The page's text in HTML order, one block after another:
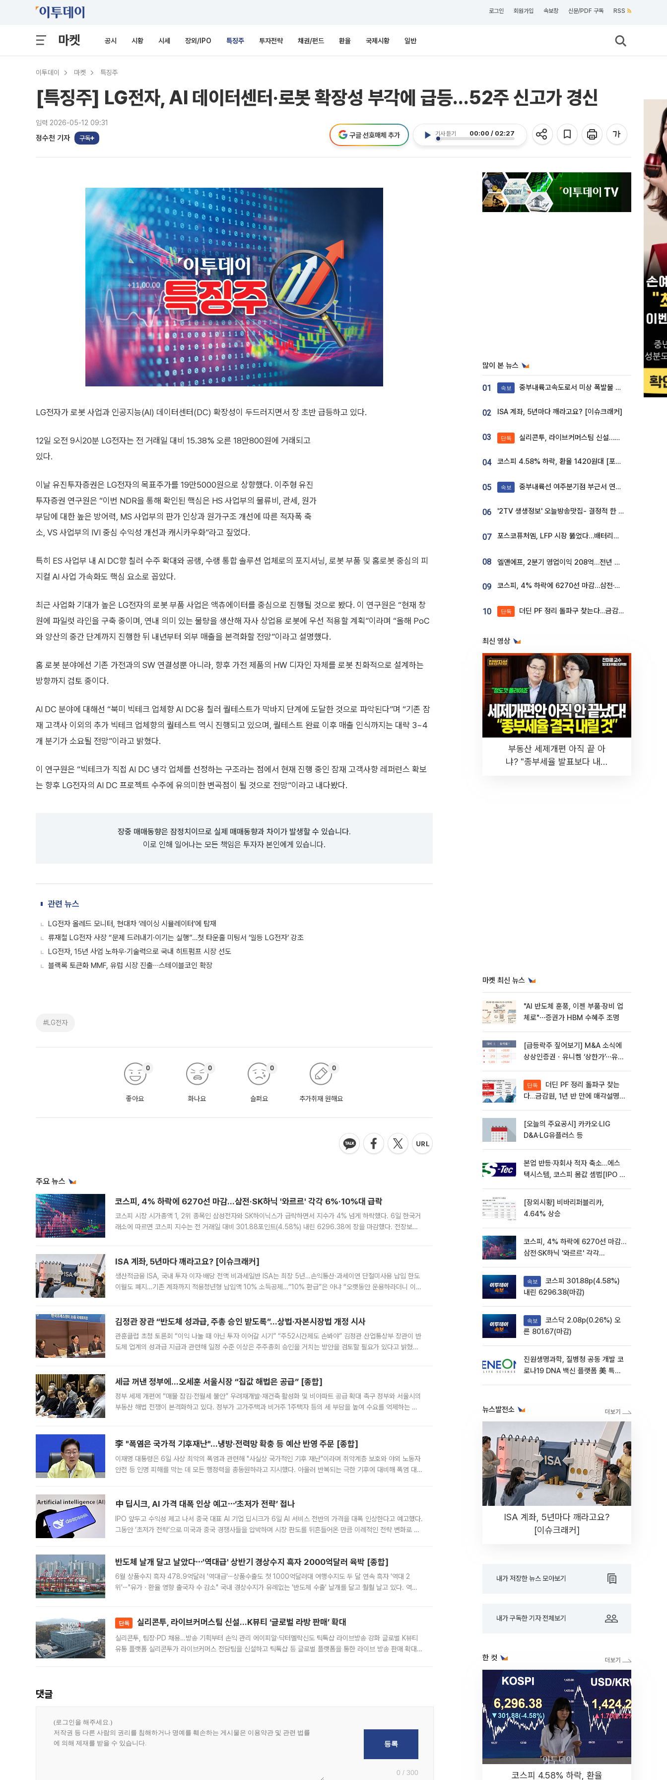
로그인 회원가입 속보창 신문/PDF 구독 RSS
마켓 공시 시황 시세 장외/IPO 특징주 투자전략 채권/펀드 환율 국제시황 일반
이투데이 마켓 특징주
[특징주] LG전자, AI 데이터센터‧로봇 확장성 부각에 급등…52주 신고가 경신
입력 2026-05-12 09:31
정수천 기자 구독
기사 듣기 00:00 / 02:27
구글 선호매체 추가
LG전자가 로봇 사업과 인공지능(AI) 데이터센터(DC) 확장성이 두드러지면서 장 초반 급등하고 있다.
12일 오전 9시20분 LG전자는 전 거래일 대비 15.38% 오른 18만800원에 거래되고
있다.
이날 유진투자증권은 LG전자의 목표주가를 19만5000원으로 상향했다. 이주형 유진
투자증권 연구원은 “이번 NDR을 통해 확인된 핵심은 HS 사업부의 물류비, 관세, 원가
부담에 대한 높은 방어력, MS 사업부의 판가 인상과 원가구조 개선에 따른 적자폭 축
소, VS 사업부의 IVI 중심 수익성 개선과 캐시카우화”라고 짚었다.
특히 ES 사업부 내 AI DC향 칠러 수주 확대와 공랭, 수랭 통합 솔루션 업체로의 포지셔닝, 로봇 부품 및 홈로봇 중심의 피
지컬 AI 사업 가속화도 핵심 요소로 꼽았다.
최근 사업화 기대가 높은 LG전자의 로봇 부품 사업은 액츄에이터를 중심으로 진행될 것으로 봤다. 이 연구원은 “현재 창
원에 파일럿 라인을 구축 중이며, 연내 의미 있는 물량을 생산해 자사 상업용 로봇에 우선 적용할 계획”이라며 “올해 PoC
와 양산의 중간 단계까지 진행한 뒤 내년부터 외부 매출을 본격화할 전망”이라고 설명했다.
홈 로봇 분야에선 기존 가전과의 SW 연결성뿐 아니라, 향후 가전 제품의 HW 디자인 자체를 로봇 친화적으로 설계하는
방향까지 검토 중이다.
AI DC 분야에 대해선 “북미 빅테크 업체향 AI DC용 칠러 퀄테스트가 막바지 단계에 도달한 것으로 파악된다”며 “기존 잠
재 고객사 이외의 추가 빅테크 업체향의 퀄테스트 역시 진행되고 있으며, 퀄테스트 완료 이후 매출 인식까지는 대략 3~4
개 분기가 소요될 전망”이라고 밝혔다.
이 연구원은 “빅테크가 직접 AI DC 냉각 업체를 선정하는 구조라는 점에서 현재 진행 중인 잠재 고객사향 레퍼런스 확보
는 향후 LG전자의 AI DC 프로젝트 수주에 유의미한 변곡점이 될 것으로 전망”이라고 내다봤다.
장중 매매동향은 잠정치이므로 실제 매매동향과 차이가 발생할 수 있습니다.
이로 인해 일어나는 모든 책임은 투자자 본인에게 있습니다.
관련 뉴스
LG전자 올레드 모니터, 현대차 ‘레이싱 시뮬레이터’에 탑재
류재철 LG전자 사장 “문제 드러내기·이기는 실행”…첫 타운홀 미팅서 ‘일등 LG전자’ 강조
LG전자, 15년 사업 노하우·기술력으로 국내 히트펌프 시장 선도
블랙록 토큰화 MMF, 유럽 시장 진출∙∙∙스테이블코인 확장
#LG전자
좋아요
0
화나요
0
슬퍼요
0
추가취재 원해요
0
주요 뉴스
코스피, 4% 하락에 6270선 마감…삼전·SK하닉 '와르르' 각각 6%·10%대 급락
코스피 시장 시가총액 1, 2위 종목인 삼성전자와 SK하이닉스가 급락하면서 지수가 4% 넘게 하락했다. 6일 한국거
래소에 따르면 코스피 지수는 전 거래일 대비 301.88포인트(4.58%) 내린 6296.38에 장을 마감했다. 전장보다
ISA 계좌, 5년마다 깨라고요? [이슈크래커]
생산적금융 ISA, 국내 투자 이자·배당 전액 비과세일반 ISA는 최장 5년…손익통산·과세이연 단절미사용 납입 한도
이월도 폐지…기존 계좌까지 적용청년형 납입액 10% 소득공제…“10% 환급”은 아냐 “오랫동안 운용하라더니 이제
김정관 장관 “반도체 성과급, 주총 승인 받도록”…상법·자본시장법 개정 시사
관훈클럽 초청 토론회 “이익 나눌 때 아닌 투자 이어갈 시기” “주52시간제도 손봐야” 김정관 산업통상부 장관이 반
도체 업계의 성과급 지급과 관련해 일정 수준 이상은 주주총회 승인을 거치는 방안을 검토할 필요가 있다고 밝혔다.
세금 꺼낸 정부에…오세훈 서울시장 “집값 해법은 공급” [종합]
정부 세제 개편에 “매물 잠김·전월세 불안” 우려재개발·재건축 활성화 및 비아파트 공급 확대 촉구 정부와 서울시의
부동산 해법 전쟁이 본격화하고 있다. 정부가 고가주택과 비거주 1주택자 등의 세 부담을 높여 수요를 억제하는 카
李 "폭염은 국가적 기후재난"…냉방·전력망 확충 등 예산 반영 주문 [종합]
이재명 대통령은 6일 사상 최악의 폭염과 관련해 "사실상 국가적인 기후 재난"이라며 취약계층 보호와 야외 노동자
안전 등 인명 피해를 막는 데 모든 행정력을 총동원하라고 지시했다. 아울러 반복되는 극한 기후에 대비해 폭염 대응
中 딥시크, AI 가격 대폭 인상 예고⋯‘초저가 전략’ 접나
IPO 앞두고 수익성 제고 나서 중국 대표 AI 기업 딥시크가 6일 AI 서비스 전반의 가격을 대폭 인상한다고 예고했다.
그동안 ‘초저가 전략’으로 미국과 중국 경쟁사들을 압박하며 시장 판도를 뒤흔들어온 만큼 이례적인 전략 변화로 평
반도체 날개 달고 날았다⋯'역대급' 상반기 경상수지 흑자 2000억달러 육박 [종합]
6월 상품수지 흑자 478.9억달러 '역대급'⋯상품수출도 첫 1000억달러대 여행수지도 두 달 연속 흑자 '역대 2
위'⋯"유가ㆍ환율 영향 출국자 수 감소" 국내 경상수지가 유례없는 '반도체 수출' 날개를 달고 훨훨 날고 있다. 역대
단독 실리콘투, 라이브커머스팀 신설…K뷰티 ‘글로벌 라방 판매’ 확대
실리콘투, 팀장·PD 채용…방송 기획부터 손익 관리 에이피알·닥터멜락신도 틱톡샵 라이브방송 강화 글로벌 K뷰티
유통 플랫폼 실리콘투가 라이브커머스 전담팀을 신설하고 틱톡샵 등 글로벌 플랫폼을 통한 라이브 방송 판매 확대에
댓글
0 / 300
많이 본 뉴스
01 속보 중부내륙고속도로서 미상 폭발물 발견
02 ISA 계좌, 5년마다 깨라고요? [이슈크래커]
03 단독 실리콘투, 라이브커머스팀 신설…K뷰티 ‘글로벌 판매망’ 확대[K뷰티 라방戰]
04 코스피 4.58% 하락, 환율 1420원대 [포토]
05 속보 중부내륙선 여주분기점 부근서 연이은 추돌사고 발생
06 '2TV 생생정보' 오늘방송맛집- 결정적 한 수, 3종 메밀면! 메밀 소바 맛집 '의○○○○'
07 포스코퓨처엠, LFP 시장 뚫었다…배터리사와 대규모 장기 공급 합의
08 엘앤에프, 2분기 영업이익 208억…전년 比 흑자전환
09 코스피, 4% 하락에 6270선 마감…삼전·SK하닉 '와르르' 각각 6%·10%대 급락
10 단독 더딘 PF 정리 돌파구 찾는다…금감원, 1년 반 만에 매각설명회 재개
최신 영상
부동산 세제개편 아직 끝 아
냐? "종부세율 발표보다 내릴
마켓 최신 뉴스
"AI 반도체 훈풍, 이젠 부품·장비 업
체로"⋯증권가 HBM 수혜주 조명
[급등락주 짚어보기] M&A 소식에
상상인증권ㆍ유니켐 ‘상한가’⋯유증
단독
다…금감원, 1년 반 만에 매각설명회
[오늘의 주요공시] 카카오·LIG
D&A·LG유플러스 등
본업 반등·자회사 적자 축소…에스
텍시스템, 코스피 몸값 셈법[IPO 엑
[장외시황] 비바리퍼블리카,
4.64% 상승
코스피, 4% 하락에 6270선 마감…
삼전·SK하닉 '와르르' 각각
속보
내린 6296.38(마감)
속보
른 801.67(마감)
진원생명과학, 질병청 공동 개발 코
로나19 DNA 백신 플랫폼 美 특허
뉴스발전소
ISA 계좌, 5년마다 깨라고요?
[이슈크래커]
내가 저장한 뉴스 모아보기
내가 구독한 기자 전체보기
한 컷
코스피 4.58% 하락, 환율